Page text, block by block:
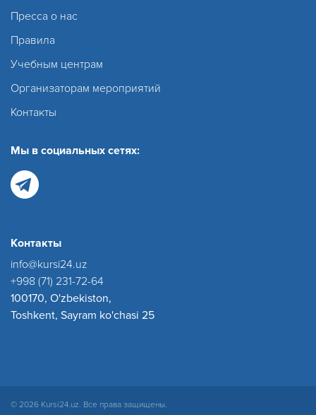
Пресса о нас
Правила
Учебным центрам
Организаторам мероприятий
Контакты
Мы в социальных сетях:
Контакты
info@kursi24.uz
+998 (71) 231-72-64
100170, O'zbekiston,
Toshkent, Sayram ko'chasi 25
© 2026 Kursi24.uz. Все права защищены.